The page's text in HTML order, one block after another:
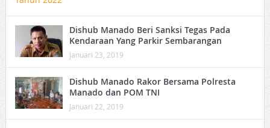
Dishub Manado Beri Sanksi Tegas Pada
Kendaraan Yang Parkir Sembarangan
Januari 23, 2019
Dishub Manado Rakor Bersama Polresta
Manado dan POM TNI
Januari 22, 2019